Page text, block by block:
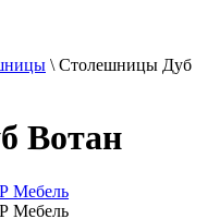
\ Столешницы Дуб
Вотан